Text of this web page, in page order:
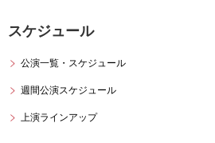
スケジュール
公演一覧・スケジュール
週間公演スケジュール
上演ラインアップ